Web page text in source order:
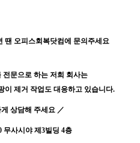
땐 오피스회복닷컴에 문의주세요
문으로 하는 저희 회사는
이 제거 작업도 대응하고 있습니다.
상담해 주세요 ／
무사시야 제3빌딩 4층